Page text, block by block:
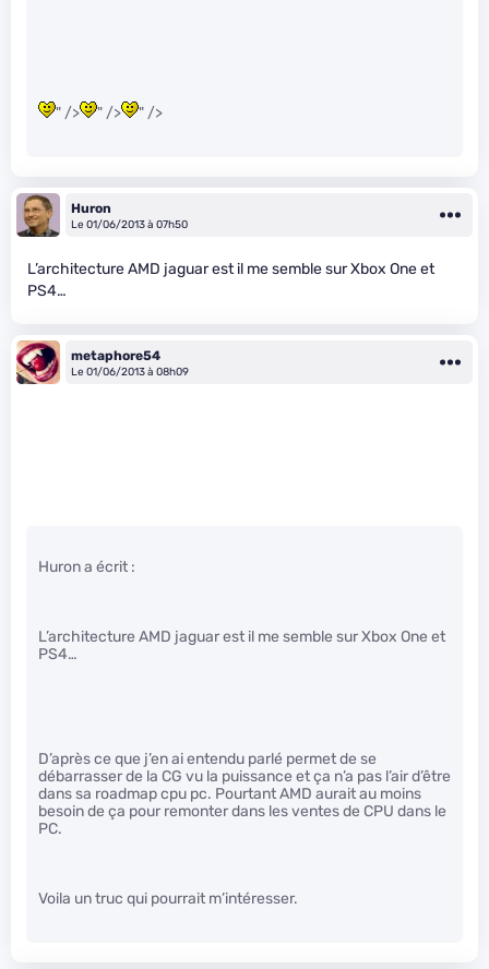
" /> " /> " />
Huron
Le 01/06/2013 à 07h50
L’architecture AMD jaguar est il me semble sur Xbox One et
PS4…
metaphore54
Le 01/06/2013 à 08h09
Huron a écrit :
L’architecture AMD jaguar est il me semble sur Xbox One et
PS4…
D’après ce que j’en ai entendu parlé permet de se
débarrasser de la CG vu la puissance et ça n’a pas l’air d’être
dans sa roadmap cpu pc. Pourtant AMD aurait au moins
besoin de ça pour remonter dans les ventes de CPU dans le
PC.
Voila un truc qui pourrait m’intéresser.